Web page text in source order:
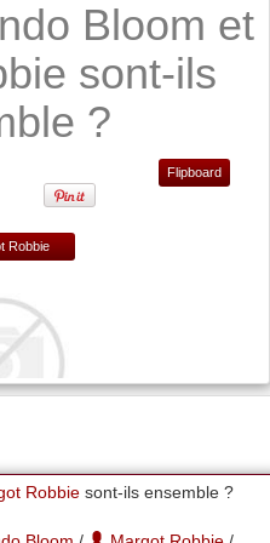
Bloom et
sont-ils
?
Flipboard
Robbie
Robbiesont-ils ensemble ?